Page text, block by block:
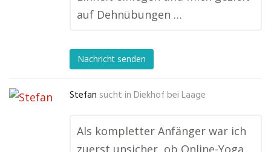
auf Dehnübungen …
Nachricht senden
Stefan sucht in Diekhof bei Laage
Als kompletter Anfänger war ich
zuerst unsicher, ob Online-Yoga